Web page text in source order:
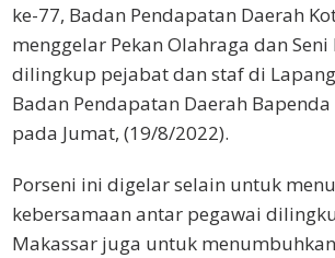
ke-77, Badan Pendapatan Daerah
menggelar Pekan Olahraga dan Seni
dilingkup pejabat dan staf di
Badan Pendapatan Daerah
pada Jumat, (19/8/2022).
Porseni ini digelar selain untuk
kebersamaan antar pegawai
Makassar juga untuk